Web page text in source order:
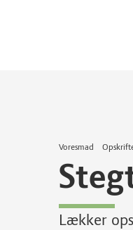
Voresmad
Lækker